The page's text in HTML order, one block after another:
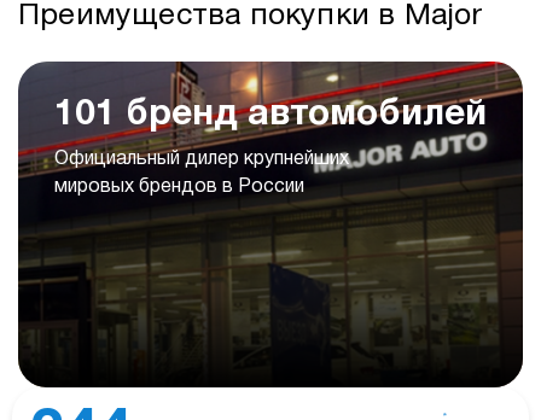
Преимущества покупки в Major
101 бренд автомобилей
Официальный дилер крупнейших
мировых брендов в России